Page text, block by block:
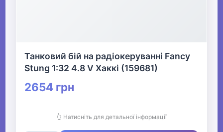
Танковий бій на радіокеруванні Fancy
Stung 1:32 4.8 V Хаккі (159681)
2654 грн
👆 Натисніть для детальної інформації